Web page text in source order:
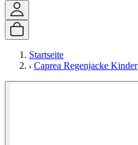
Startseite
Caprea Regenjacke Kinder